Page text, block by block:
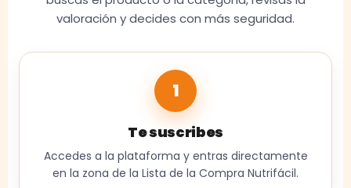
valoración y decides con más seguridad.
1
Te suscribes
Accedes a la plataforma y entras directamente
en la zona de la Lista de la Compra Nutrifácil.